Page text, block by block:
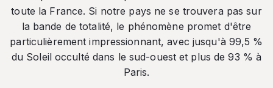
toute la France. Si notre pays ne se trouvera pas sur
la bande de totalité, le phénomène promet d'être
particulièrement impressionnant, avec jusqu'à 99,5 %
du Soleil occulté dans le sud-ouest et plus de 93 % à
Paris.